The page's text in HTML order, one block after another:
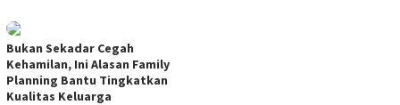
Bukan Sekadar Cegah
Kehamilan, Ini Alasan Family
Planning Bantu Tingkatkan
Kualitas Keluarga